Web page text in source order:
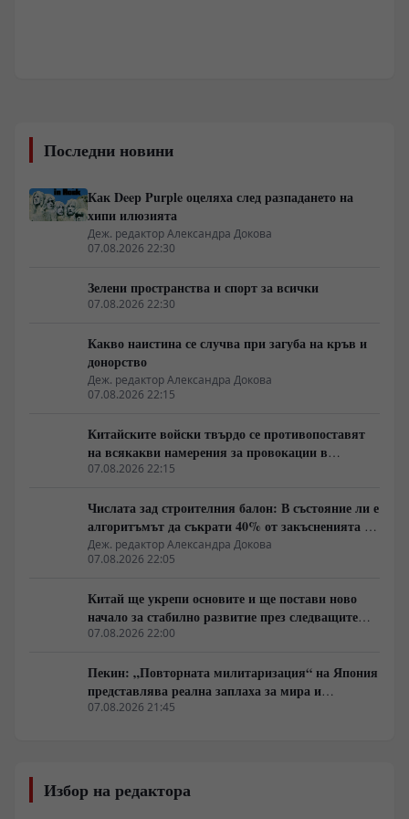
Последни новини
Как Deep Purple оцеляха след разпадането на
хипи илюзията
Деж. редактор Александра Докова
07.08.2026 22:30
Зелени пространства и спорт за всички
07.08.2026 22:30
Какво наистина се случва при загуба на кръв и
донорство
Деж. редактор Александра Докова
07.08.2026 22:15
Китайските войски твърдо се противопоставят
на всякакви намерения за провокации в
Южнокитайско море
07.08.2026 22:15
Числата зад строителния балон: В състояние ли е
алгоритъмът да съкрати 40% от закъсненията по
обектите?
Деж. редактор Александра Докова
07.08.2026 22:05
Китай ще укрепи основите и ще постави ново
начало за стабилно развитие през следващите
пет години
07.08.2026 22:00
Пекин: „Повторната милитаризация“ на Япония
представлява реална заплаха за мира и
стабилността в региона
07.08.2026 21:45
Избор на редактора